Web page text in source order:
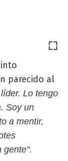
parecido al
Lo tengo
Soy un
a mentir,
gente".